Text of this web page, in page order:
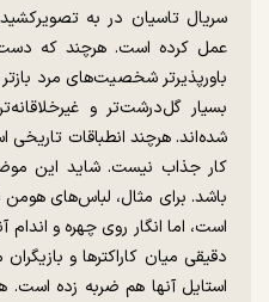
سریال تاسیان در به
عمل کرده است. هرچند که دست
باورپذیرتر شخصیت‌های مرد
شده‌اند. هرچند انطباقات
کار جذاب نیست. شاید این
باشد. برای مثال، لباس‌های
است، اما انگار روی چهره و
دقیقی میان کاراکتر‌ها و
استایل آنها هم ضربه زده است.